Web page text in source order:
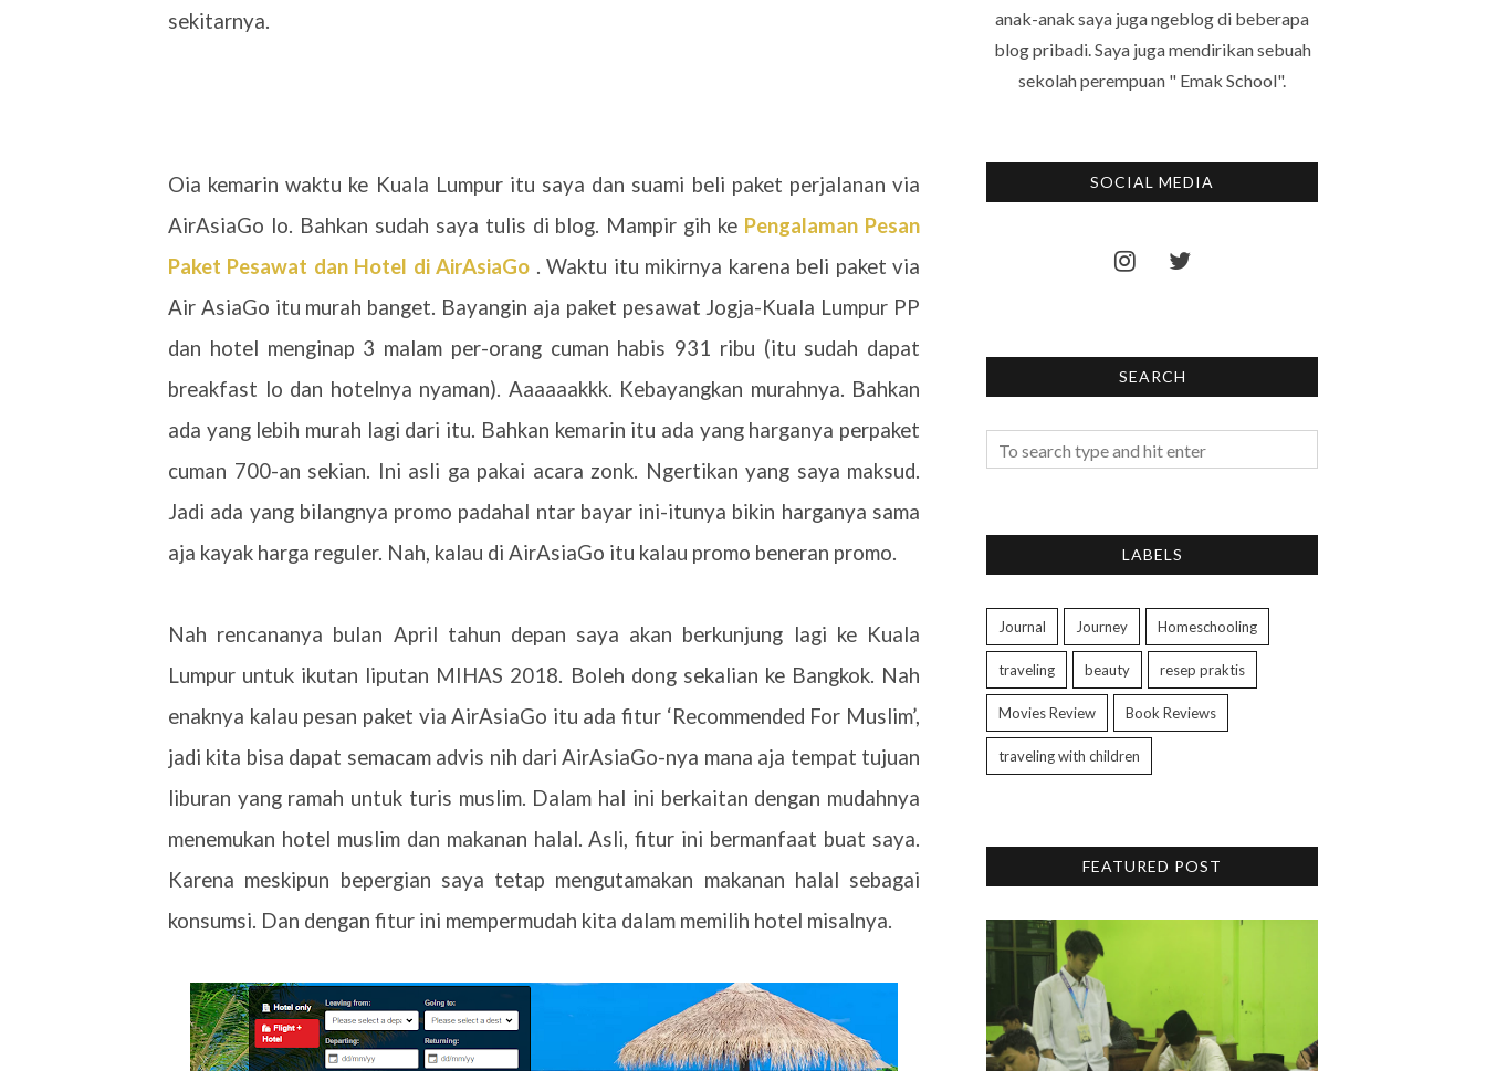
sekitarnya.
Oia kemarin waktu ke Kuala Lumpur itu saya dan suami beli paket perjalanan via
AirAsiaGo lo. Bahkan sudah saya tulis di blog. Mampir gih ke Pengalaman Pesan
Paket Pesawat dan Hotel di AirAsiaGo . Waktu itu mikirnya karena beli paket via
Air AsiaGo itu murah banget. Bayangin aja paket pesawat Jogja-Kuala Lumpur PP
dan hotel menginap 3 malam per-orang cuman habis 931 ribu (itu sudah dapat
breakfast lo dan hotelnya nyaman). Aaaaaakkk. Kebayangkan murahnya. Bahkan
ada yang lebih murah lagi dari itu. Bahkan kemarin itu ada yang harganya perpaket
cuman 700-an sekian. Ini asli ga pakai acara zonk. Ngertikan yang saya maksud.
Jadi ada yang bilangnya promo padahal ntar bayar ini-itunya bikin harganya sama
aja kayak harga reguler. Nah, kalau di AirAsiaGo itu kalau promo beneran promo.
Nah rencananya bulan April tahun depan saya akan berkunjung lagi ke Kuala
Lumpur untuk ikutan liputan MIHAS 2018. Boleh dong sekalian ke Bangkok. Nah
enaknya kalau pesan paket via AirAsiaGo itu ada fitur ‘Recommended For Muslim’,
jadi kita bisa dapat semacam advis nih dari AirAsiaGo-nya mana aja tempat tujuan
liburan yang ramah untuk turis muslim. Dalam hal ini berkaitan dengan mudahnya
menemukan hotel muslim dan makanan halal. Asli, fitur ini bermanfaat buat saya.
Karena meskipun bepergian saya tetap mengutamakan makanan halal sebagai
konsumsi. Dan dengan fitur ini mempermudah kita dalam memilih hotel misalnya.
anak-anak saya juga ngeblog di beberapa
blog pribadi. Saya juga mendirikan sebuah
sekolah perempuan " Emak School".
SOCIAL MEDIA
SEARCH
LABELS
Journal Journey Homeschooling
traveling beauty resep praktis
Movies Review Book Reviews
traveling with children
FEATURED POST